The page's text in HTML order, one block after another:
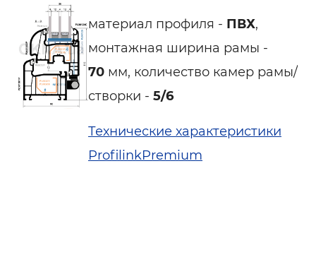
материал профиля - ПВХ,
монтажная ширина рамы -
70 мм, количество камер рамы/
створки - 5/6
Технические характеристики
ProfilinkPremium